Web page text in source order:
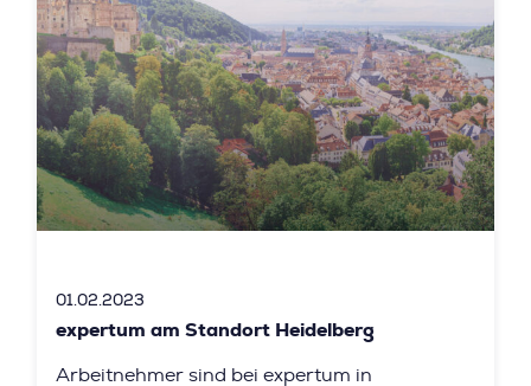
01.02.2023
expertum am Standort Heidelberg
Arbeitnehmer sind bei expertum in